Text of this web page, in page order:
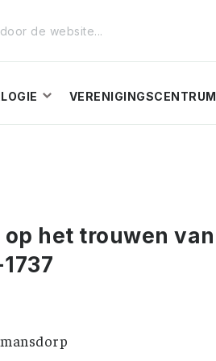
VERENIGINGSCENTRUM
het trouwen van